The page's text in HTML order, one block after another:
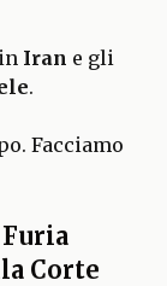
Iran e gli
.
Facciamo
Corte